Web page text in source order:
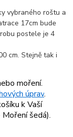
vybraného roštu a
17cm bude
postele je 4
cm. Stejně tak i
moření.
úprav.
k Vaší
Moření šedá).